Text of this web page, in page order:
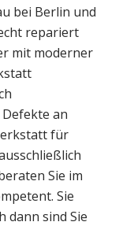
bei Berlin und
repariert
mit moderner
an
für
Sie im
Sie
dann sind Sie